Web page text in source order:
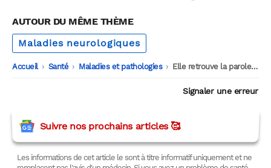
AUTOUR DU MÊME THÈME
Maladies neurologiques
Accueil -
Santé -
Maladies et pathologies -
Elle retrouve la parole après 10 ans d’Alzheimer
Signaler une erreur
Suivre nos prochains articles 🥰
Les informations de cet article le sont à titre informatif uniquement et ne